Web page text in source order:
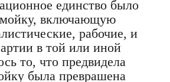
единство было
включающую
рабочие, и
в той или иной
то, что предвидела
была преврашена